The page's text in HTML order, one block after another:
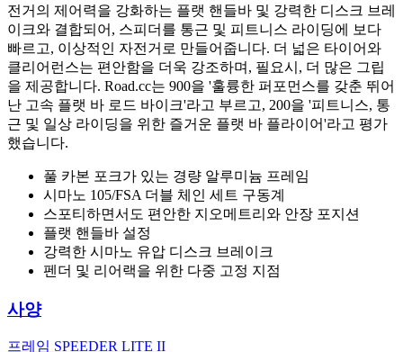
전거의 제어력을 강화하는 플랫 핸들바 및 강력한 디스크 브레
이크와 결합되어, 스피더를 통근 및 피트니스 라이딩에 보다
빠르고, 이상적인 자전거로 만들어줍니다. 더 넓은 타이어와
클리어런스는 편안함을 더욱 강조하며, 필요시, 더 많은 그립
을 제공합니다. Road.cc는 900을 '훌륭한 퍼포먼스를 갖춘 뛰어
난 고속 플랫 바 로드 바이크'라고 부르고, 200을 '피트니스, 통
근 및 일상 라이딩을 위한 즐거운 플랫 바 플라이어'라고 평가
했습니다.
풀 카본 포크가 있는 경량 알루미늄 프레임
시마노 105/FSA 더블 체인 세트 구동계
스포티하면서도 편안한 지오메트리와 안장 포지션
플랫 핸들바 설정
강력한 시마노 유압 디스크 브레이크
펜더 및 리어랙을 위한 다중 고정 지점
사양
프레임 SPEEDER LITE II